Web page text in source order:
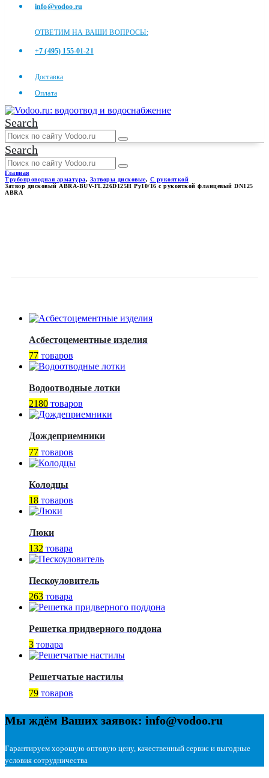
info@vodoo.ru
ОТВЕТИМ НА ВАШИ ВОПРОСЫ:
+7 (495) 155-01-21
Доставка
Оплата
Search
Search
Главная
Трубопроводная арматура, Затворы дисковые, С рукояткой
Затвор дисковый ABRA-BUV-FL226D125H Ру10/16 с рукояткой фланцевый DN125
ABRA
Асбестоцементные изделия
77 товаров
Водоотводные лотки
2180 товаров
Дождеприемники
77 товаров
Колодцы
18 товаров
Люки
132 товара
Пескоуловитель
263 товара
Решетка придверного поддона
3 товара
Решетчатые настилы
79 товаров
Мы ждём Ваших заявок: info@vodoo.ru
Гарантируем хорошую оптовую цену, качественный сервис и выгодные
условия сотрудничества